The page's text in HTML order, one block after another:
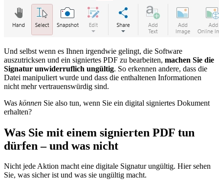
Und selbst wenn es Ihnen irgendwie gelingt, die Software
auszutricksen und ein signiertes PDF zu bearbeiten, machen Sie die
Signatur unwiderruflich ungültig. So erkennen andere, dass die
Datei manipuliert wurde und dass die enthaltenen Informationen
nicht mehr vertrauenswürdig sind.
Was können Sie also tun, wenn Sie ein digital signiertes Dokument
erhalten?
Was Sie mit einem signierten PDF tun
dürfen – und was nicht
Nicht jede Aktion macht eine digitale Signatur ungültig. Hier sehen
Sie, was sicher ist und was sie ungültig macht.